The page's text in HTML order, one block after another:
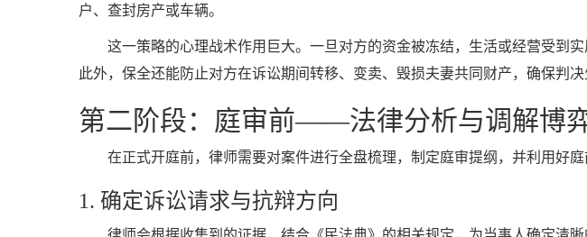
户、查封房产或车辆。
这一策略的心理战术作用巨大。一旦对方的资金被冻结，生活或经营受到
此外，保全还能防止对方在诉讼期间转移、变卖、毁损夫妻共同财产，确保判决
第二阶段：庭审前——法律分析与调解博
在正式开庭前，律师需要对案件进行全盘梳理，制定庭审提纲，并利用好庭
1. 确定诉讼请求与抗辩方向